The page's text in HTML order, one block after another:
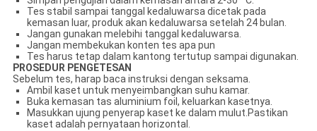
Tes stabil sampai tanggal kedaluwarsa dicetak pada
kemasan luar, produk akan kedaluwarsa setelah 24 bulan.
Jangan gunakan melebihi tanggal kedaluwarsa.
Jangan membekukan konten tes apa pun
Tes harus tetap dalam kantong tertutup sampai digunakan.
PROSEDUR PENGETESAN
Sebelum tes, harap baca instruksi dengan seksama.
Ambil kaset untuk menyeimbangkan suhu kamar.
Buka kemasan tas aluminium foil, keluarkan kasetnya.
Masukkan ujung penyerap kaset ke dalam mulut.Pastikan
kaset adalah pernyataan horizontal.